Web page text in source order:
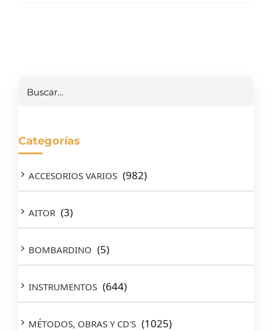
Categorías
ACCESORIOS VARIOS (982)
AITOR (3)
BOMBARDINO (5)
INSTRUMENTOS (644)
MÉTODOS, OBRAS Y CD'S (1025)